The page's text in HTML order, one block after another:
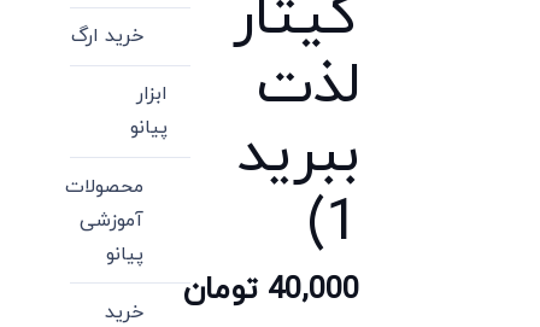
گیتار
لذت
ببرید
1)
40,000 تومان
خرید ارگ
ابزار
پیانو
محصولات
آموزشی
پیانو
خرید